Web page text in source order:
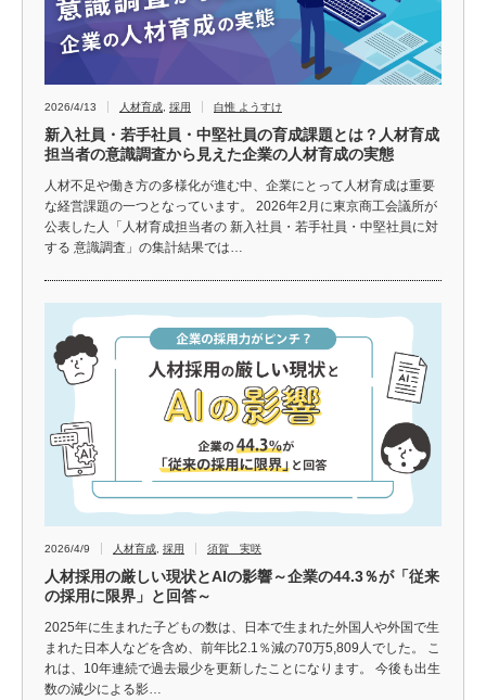
2026/4/13 人材育成 採用 白惟 ようすけ
新入社員・若手社員・中堅社員の育成課題とは？人材育成
担当者の意識調査から見えた企業の人材育成の実態
人材不足や働き方の多様化が進む中、企業にとって人材育成は重要
な経営課題の一つとなっています。 2026年2月に東京商工会議所が
公表した人「人材育成担当者の 新入社員・若手社員・中堅社員に対
する 意識調査」の集計結果では…
2026/4/9 人材育成 採用 須賀 実咲
人材採用の厳しい現状とAIの影響～企業の44.3％が「従来
の採用に限界」と回答～
2025年に生まれた子どもの数は、日本で生まれた外国人や外国で生
まれた日本人などを含め、前年比2.1％減の70万5,809人でした。 こ
れは、10年連続で過去最少を更新したことになります。 今後も出生
数の減少による影…